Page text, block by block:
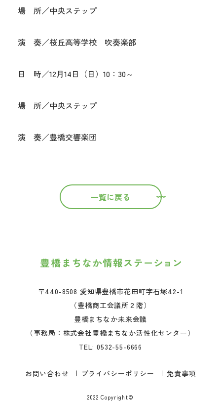
場 所／中央ステップ
演 奏／桜丘高等学校 吹奏楽部
日 時／12月14日（日）10：30～
場 所／中央ステップ
演 奏／豊橋交響楽団
一覧に戻る
〒440-8508 愛知県豊橋市花田町字石塚42-1
（豊橋商工会議所２階）
豊橋まちなか未来会議
（事務局：株式会社豊橋まちなか活性化センター）
TEL:0532-55-6666
お問い合わせ プライバシーポリシー 免責事項
2022 Copyright©